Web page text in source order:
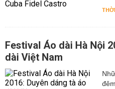
Festival Áo dài Hà Nội
dài Việt Nam